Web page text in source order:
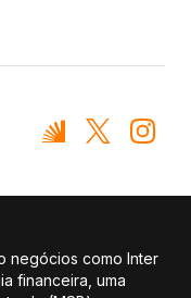
negócios como Inter
financeira, uma